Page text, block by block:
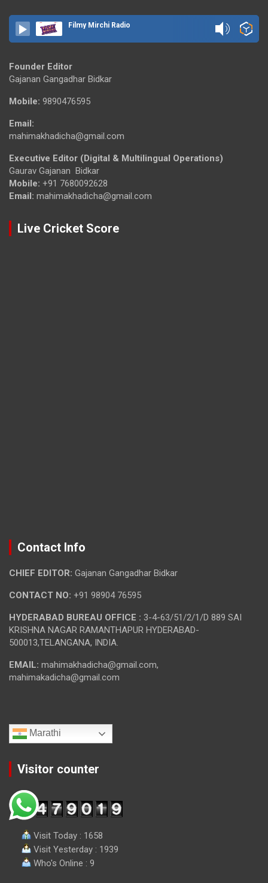
Filmy Mirchi Radio
Founder Editor
Gajanan Gangadhar Bidkar
Mobile: 9890476595
Email:
mahimakhadicha@gmail.com
Executive Editor (Digital & Multilingual Operations)
Gaurav Gajanan Bidkar
Mobile: +91 7680092628
Email: mahimakhadicha@gmail.com
Live Cricket Score
Contact Info
CHIEF EDITOR: Gajanan Gangadhar Bidkar
CONTACT NO: +91 98904 76595
HYDERABAD BUREAU OFFICE : 3-4-63/51/2/1/D 889 SAI
KRISHNA NAGAR RAMANTHAPUR HYDERABAD-
500013,TELANGANA, INDIA.
EMAIL: mahimakhadicha@gmail.com,
mahimakadicha@gmail.com
Marathi
Visitor counter
Visit Today : 1658
Visit Yesterday : 1939
Who's Online : 9